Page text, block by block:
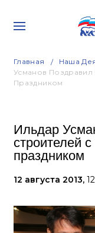
Главная Наша
Усманов
Праздником
Ильдар
строителей
праздником
12 августа 2013,